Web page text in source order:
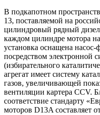
В подкапотном
13, поставляемой на
цилиндровый рядный
каждом цилиндре мотора
установка оснащена
посредством электронной
(избирательного
агрегат имеет систему
газов, увеличивающей
вентиляции картера CCV.
соответствие стандарту
моторов D13A составляет